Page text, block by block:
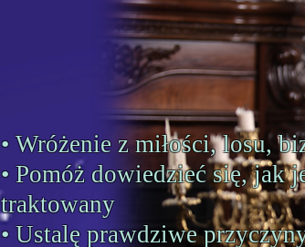
• Wróżenie z miłości, losu,
• Pomóż dowiedzieć się, jak
traktowany
• Ustalę prawdziwe